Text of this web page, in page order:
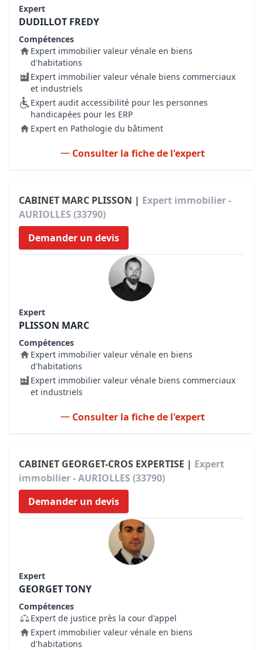
Expert
DUDILLOT FREDY
Compétences
Expert immobilier valeur vénale en biens
d'habitations
Expert immobilier valeur vénale biens commerciaux
et industriels
Expert audit accessibilité pour les personnes
handicapées pour les ERP
Expert en Pathologie du bâtiment
Consulter la fiche de l'expert
CABINET MARC PLISSON | Expert immobilier -
AURIOLLES (33790)
Demander un devis
Expert
PLISSON MARC
Compétences
Expert immobilier valeur vénale en biens
d'habitations
Expert immobilier valeur vénale biens commerciaux
et industriels
Consulter la fiche de l'expert
CABINET GEORGET-CROS EXPERTISE | Expert
immobilier - AURIOLLES (33790)
Demander un devis
Expert
GEORGET TONY
Compétences
Expert de justice près la cour d'appel
Expert immobilier valeur vénale en biens
d'habitations